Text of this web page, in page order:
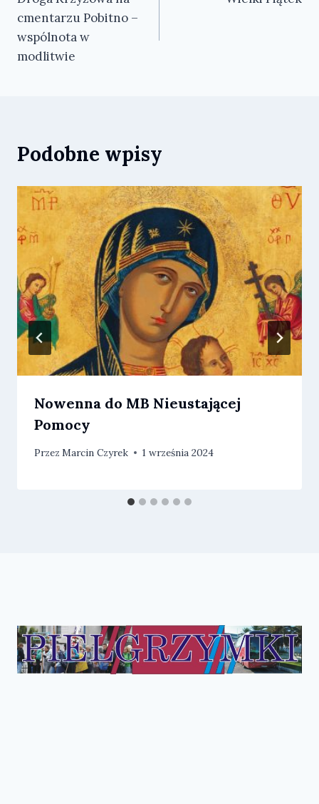
wpisu
cmentarzu Pobitno –
wspólnota w
modlitwie
Podobne wpisy
Nowenna do MB Nieustającej
Pomocy
Przez Marcin Czyrek 1 września 2024